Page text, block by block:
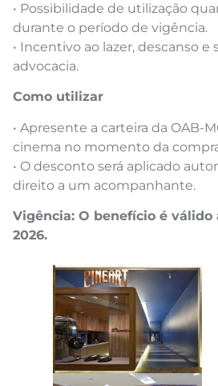
• Possibilidade de utilização
durante o período de vigência.
• Incentivo ao lazer, descanso
advocacia.
Como utilizar
• Apresente a carteira da OAB-
cinema no momento da
• O desconto será aplicado
direito a um acompanhante.
Vigência: O benefício é válido
2026.